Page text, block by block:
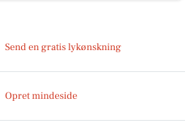
Send en gratis lykønskning
Opret mindeside